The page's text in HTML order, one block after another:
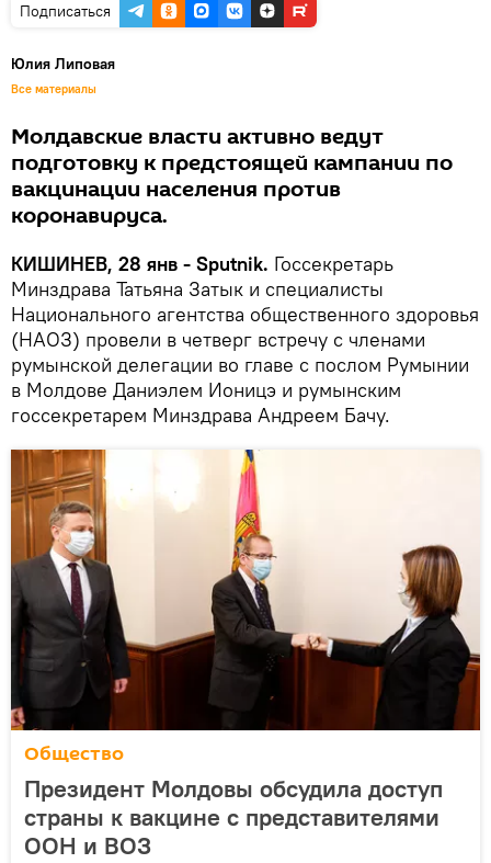
Подписаться
Юлия Липовая
Все материалы
Молдавские власти активно ведут
подготовку к предстоящей кампании по
вакцинации населения против
коронавируса.
КИШИНЕВ, 28 янв - Sputnik. Госсекретарь
Минздрава Татьяна Затык и специалисты
Национального агентства общественного здоровья
(НАОЗ) провели в четверг встречу с членами
румынской делегации во главе с послом Румынии
в Молдове Даниэлем Ионицэ и румынским
госсекретарем Минздрава Андреем Бачу.
Общество
Президент Молдовы обсудила доступ
страны к вакцине с представителями
ООН и ВОЗ